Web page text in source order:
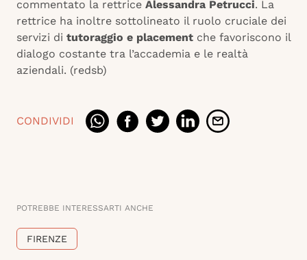
commentato la rettrice Alessandra Petrucci. La
rettrice ha inoltre sottolineato il ruolo cruciale dei
servizi di tutoraggio e placement che favoriscono il
dialogo costante tra l’accademia e le realtà
aziendali. (redsb)
CONDIVIDI
POTREBBE INTERESSARTI ANCHE
FIRENZE